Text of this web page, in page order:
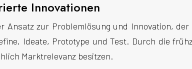
Innovationen
Ansatz zur Problemlösung und Innovation,
Ideate, Prototype und Test. Durch die
Marktrelevanz besitzen.